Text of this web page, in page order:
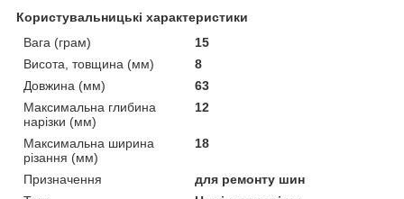
Користувальницькі характеристики
Вага (грам)
15
Висота, товщина (мм)
8
Довжина (мм)
63
Максимальна глибина
нарізки (мм)
12
Максимальна ширина
різання (мм)
18
Призначення
для ремонту шин